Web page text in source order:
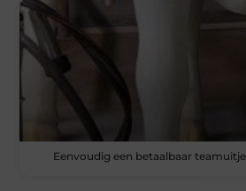
Eenvoudig een betaalbaar